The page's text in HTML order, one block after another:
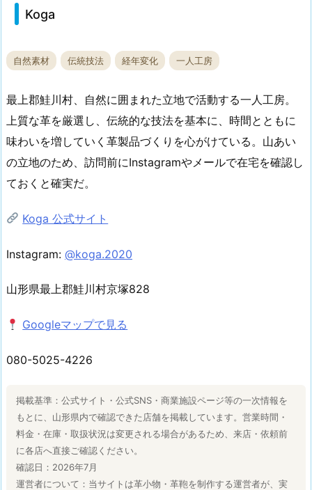
Koga
自然素材 伝統技法 経年変化 一人工房
最上郡鮭川村、自然に囲まれた立地で活動する一人工房。
上質な革を厳選し、伝統的な技法を基本に、時間とともに
味わいを増していく革製品づくりを心がけている。山あい
の立地のため、訪問前にInstagramやメールで在宅を確認し
ておくと確実だ。
Koga 公式サイト
Instagram: @koga.2020
山形県最上郡鮭川村京塚828
Googleマップで見る
080-5025-4226
掲載基準：公式サイト・公式SNS・商業施設ページ等の一次情報を
もとに、山形県内で確認できた店舗を掲載しています。営業時間・
料金・在庫・取扱状況は変更される場合があるため、来店・依頼前
に各店へ直接ご確認ください。
確認日：2026年7月
運営者について：当サイトは革小物・革鞄を制作する運営者が、実